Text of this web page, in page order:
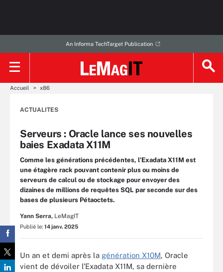
An Informa TechTarget Publication
Accueil x86
ACTUALITES
Serveurs : Oracle lance ses nouvelles
baies Exadata X11M
Comme les générations précédentes, l’Exadata X11M est
une étagère rack pouvant contenir plus ou moins de
serveurs de calcul ou de stockage pour envoyer des
dizaines de millions de requêtes SQL par seconde sur des
bases de plusieurs Pétaoctets.
Yann Serra, LeMagIT
Publié le: 14 janv. 2025
Un an et demi après la génération X10M, Oracle
vient de dévoiler l’Exadata X11M, sa dernière